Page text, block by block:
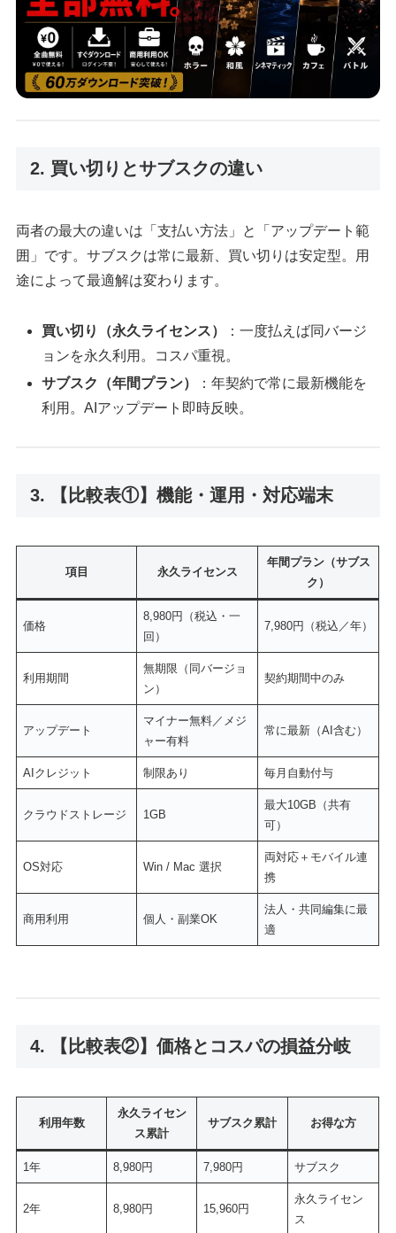
2. 買い切りとサブスクの違い
両者の最大の違いは「支払い方法」と「アップデート範
囲」です。サブスクは常に最新、買い切りは安定型。用
途によって最適解は変わります。
買い切り（永久ライセンス）
：一度払えば同バージ
ョンを永久利用。コスパ重視。
サブスク（年間プラン）
：年契約で常に最新機能を
利用。AIアップデート即時反映。
3. 【比較表①】機能・運用・対応端末
項目 永久ライセンス
年間プラン（サブス
ク）
価格
8,980円（税込・一
回）
7,980円（税込／年）
利用期間
無期限（同バージョ
ン）
契約期間中のみ
アップデート
マイナー無料／メジ
ャー有料
常に最新（AI含む）
AIクレジット 制限あり 毎月自動付与
クラウドストレージ 1GB
最大10GB（共有
可）
OS対応 Win / Mac 選択
両対応＋モバイル連
携
商用利用 個人・副業OK
法人・共同編集に最
適
4. 【比較表②】価格とコスパの損益分岐
利用年数
永久ライセン
ス累計
サブスク累計 お得な方
1年 8,980円 7,980円 サブスク
2年 8,980円 15,960円
永久ライセン
ス